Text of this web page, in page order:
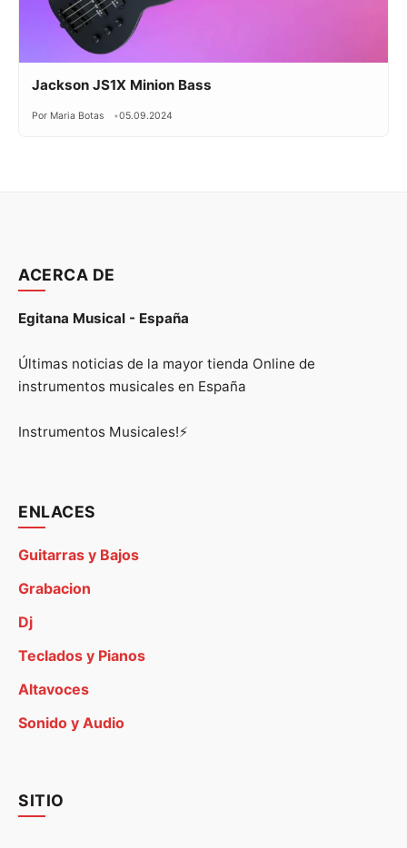
Jackson JS1X Minion Bass
Por Maria Botas 05.09.2024
ACERCA DE
Egitana Musical - España
Últimas noticias de la mayor tienda Online de
instrumentos musicales en España
Instrumentos Musicales!⚡
ENLACES
Guitarras y Bajos
Grabacion
Dj
Teclados y Pianos
Altavoces
Sonido y Audio
SITIO